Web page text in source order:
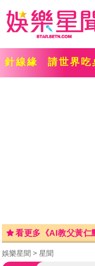
針線緣 請世界吃
看更多《AI教父黃仁
娛樂星聞 星聞